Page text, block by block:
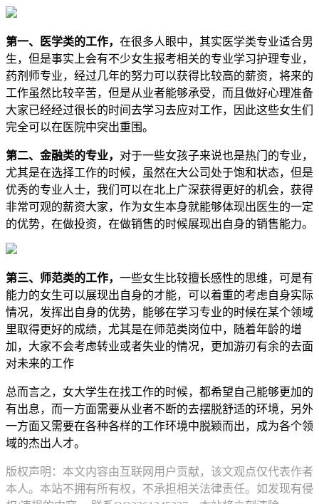
第一、医学类的工作， 在很多人眼中，其实医学类专业适合男
生，但是事实上会有不少女生报考相关的专业学习护理专业，
药剂师专业，经过几年的努力可以获得比较高的薪资，将来的
工作虽然比较辛苦，但是从业者能够承受，而且做好心理准备
大家已经经过很长的时间去学习去应对工作，因此这些女生们
完全可以在医院中突出重围。
第二、金融类的专业， 对于一些女孩子来说也是热门的专业，
尤其是在选择工作的时候，虽然在大公司处于饱和状态，但是
优秀的专业人士，我们可以在北上广深获得更好的机会，获得
非常可观的薪资大家，作为女生本身就能够体现出医生的一定
的优势，在做投资，在做销售的时候展现出自身的销售能力。
第三、师范类的工作， 一些女生比较擅长感性的思维，可是有
能力的女生可以展现出自身的才能，可以着重的考虑自身实际
情况，发挥出自身的优势，能够在学习专业的时候在某个领域
里取得更好的成绩，尤其是在师范类岗位中，随着年龄的增
加，大家不会考虑转业或者失业的情况，更加游刃有余的去面
对未来的工作
总而言之，女大学生在找工作的时候，都希望自己能够更加的
有出息，而一方面需要从业者不断的去摆脱舒适的环境，另外
一方面又需要在各种各样的工作环境中脱颖而出，成为各个领
域的杰出人才。
版权声明：本文内容由互联网用户贡献，该文观点仅代表作者
本人。本站不拥有所有权，不承担相关法律责任。如发现有侵